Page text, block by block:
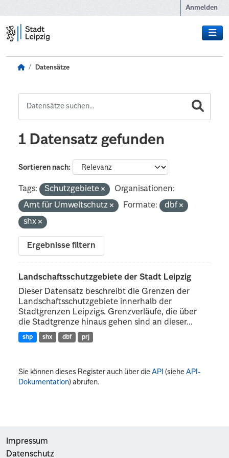
Anmelden
Datensätze
1 Datensatz gefunden
Sortieren nach
Tags: Schutzgebiete
Organisationen:
Amt für Umweltschutz
Formate:
dbf
shx
Ergebnisse filtern
Landschaftsschutzgebiete der Stadt Leipzig
Dieser Datensatz beschreibt die Grenzen der
Landschaftsschutzgebiete innerhalb der
Stadtgrenzen Leipzigs. Grenzverläufe, die über
die Stadtgrenze hinaus gehen sind an dieser...
shp shx dbf prj
Sie können dieses Register auch über dieAPI (sieheAPI-
Dokumentation) abrufen.
Impressum
Datenschutz